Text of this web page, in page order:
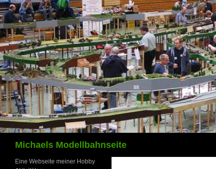
Zum
Inhalt
springen
Michaels Modellbahnseite
Eine Webseite meiner Hobby